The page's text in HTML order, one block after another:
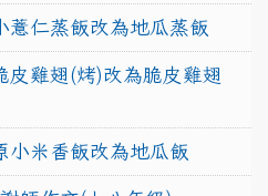
仁蒸飯改為地瓜蒸飯
雞翅(烤)改為脆皮雞翅
米香飯改為地瓜飯